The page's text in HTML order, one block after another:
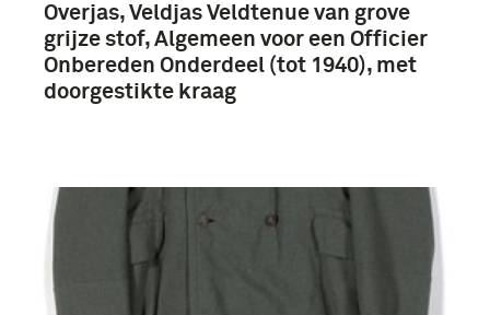
Overjas, Veldjas Veldtenue van grove
grijze stof, Algemeen voor een Officier
Onbereden Onderdeel (tot 1940), met
doorgestikte kraag